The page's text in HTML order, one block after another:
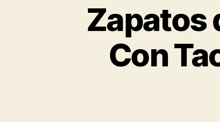
Zapatos
Con